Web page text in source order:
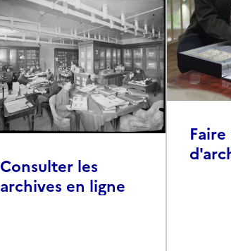
Consulter les
archives en ligne